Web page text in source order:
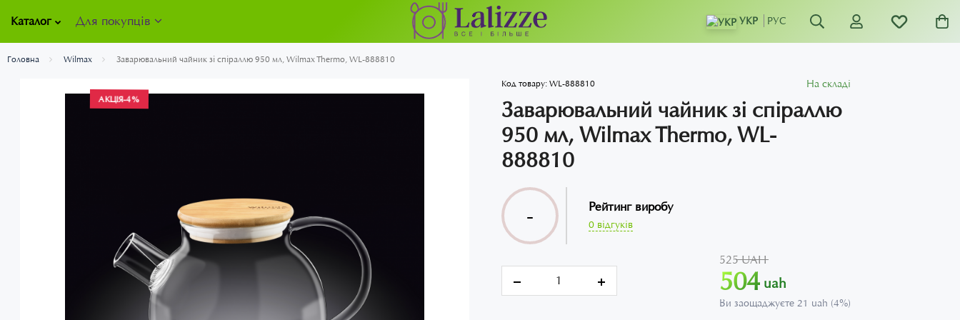
Каталог Для покупців УКР РУС
Головна Wilmax Заварювальний чайник зі спіраллю 950 мл, Wilmax Thermo, WL-888810
АКЦІЯ-4%
Код товару:WL-888810 На складі
Заварювальний чайник зі спіраллю
950 мл, Wilmax Thermo, WL-
888810
- Рейтинг виробу
0 відгуків
525 UAH
504 uah
Ви заощаджуєте 21 uah (4%)